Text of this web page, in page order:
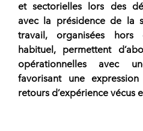
et sectorielles lors des
avec la présidence de la
travail, organisées hors
habituel, permettent
opérationnelles avec
favorisant une
retours d’expérience vécus